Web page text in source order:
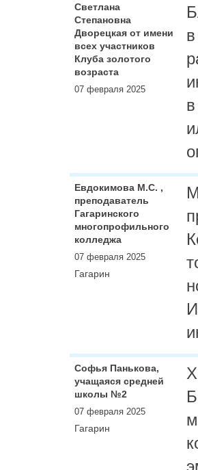
Светлана
Степановна
Дворецкая от имени
всех участников
Клуба золотого
возраста
07 февраля 2025
Евдокимова М.С. ,
преподаватель
Гагаринского
многопрофильного
колледжа
07 февраля 2025
Гагарин
Софья Панькова,
учащаяся средней
школы №2
07 февраля 2025
Гагарин